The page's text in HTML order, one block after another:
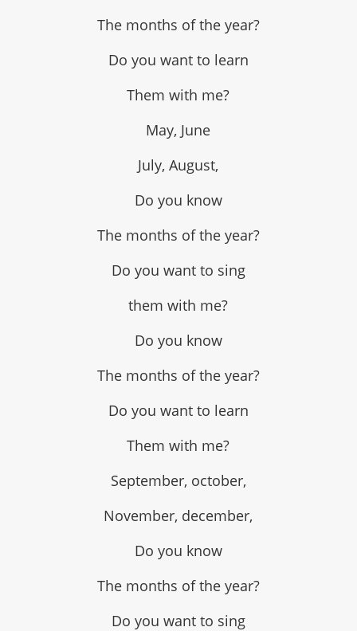
The months of the year?
Do you want to learn
Them with me?
May, June
July, August,
Do you know
The months of the year?
Do you want to sing
them with me?
Do you know
The months of the year?
Do you want to learn
Them with me?
September, october,
November, december,
Do you know
The months of the year?
Do you want to sing